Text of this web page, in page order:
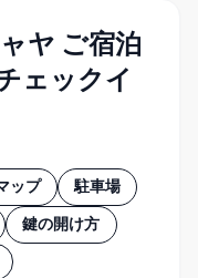
ヤ ご宿泊
ェックイ
ップ 駐車場
鍵の開け方